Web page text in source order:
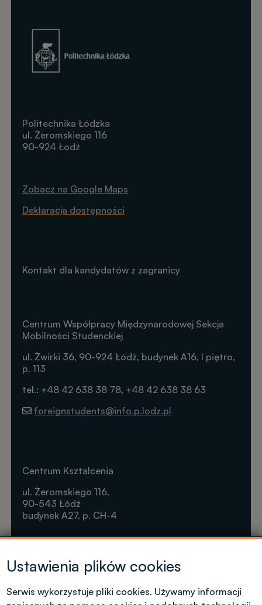
Obraz
Politechnika Łódzka
ul. Żeromskiego 116
90-924 Łodź
Zobacz na Google Maps
Deklaracja dostępności
Kontakt dla kandydatów z zagranicy
Centrum Współpracy Międzynarodowej Sekcja
Mobilności Studenckiej
ul. Żwirki 36, 90-924 Łódź, budynek A16, I piętro,
p. 113
tel.: +48 42 638 38 78, +48 42 638 38 63
foreignstudents@info.p.lodz.pl
Centrum Kształcenia
ul. Żeromskiego 116,
90-543 Łódź
budynek A27, p. CH-4
Tel. +48 42 631 23 14
microcredentials@info.p.lodz.pl
Ustawienia plików cookies
Serwis wykorzystuje pliki cookies. Używamy informacji